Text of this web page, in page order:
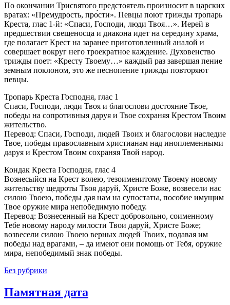
По окончании Трисвятого предстоятель произносит в царских
вратах: «Премудрость, про́сти». Певцы поют трижды тропарь
Креста, глас 1-й: «Спаси, Господи, люди Твоя…». Иерей в
предшествии свещеносца и диакона идет на середину храма,
где полагает Крест на заранее приготовленный аналой и
совершает вокруг него троекратное каждение. Духовенство
трижды поет: «Кресту Твоему…» каждый раз завершая пение
земным поклоном, это же песнопение трижды повторяют
певцы.
Тропарь Креста Господня, глас 1
Спаси, Господи, люди Твоя и благослови достояние Твое,
победы на сопротивныя даруя и Твое сохраняя Крестом Твоим
жительство.
Перевод: Спаси, Господи, людей Твоих и благослови наследие
Твое, победы православным христианам над иноплеменными
даруя и Крестом Твоим сохраняя Твой народ.
Кондак Креста Господня, глас 4
Вознесыйся на Крест волею, тезоименитому Твоему новому
жительству щедроты Твоя даруй, Христе Боже, возвесели нас
силою Твоею, победы дая нам на супостаты, пособие имущим
Твое оружие мира непобедимую победу.
Перевод: Вознесенный на Крест добровольно, соименному
Тебе новому народу милости Твои даруй, Христе Боже;
возвесели силою Твоею верных людей Твоих, подавая им
победы над врагами, – да имеют они помощь от Тебя, оружие
мира, непобедимый знак победы.
Без рубрики
Памятная дата